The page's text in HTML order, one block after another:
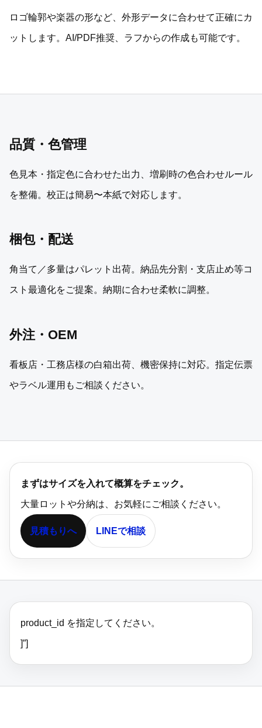
ロゴ輪郭や楽器の形など、外形データに合わせて正確にカ
ットします。AI/PDF推奨、ラフからの作成も可能です。
品質・色管理
色見本・指定色に合わせた出力、増刷時の色合わせルール
を整備。校正は簡易〜本紙で対応します。
梱包・配送
角当て／多量はパレット出荷。納品先分割・支店止め等コ
スト最適化をご提案。納期に合わせ柔軟に調整。
外注・OEM
看板店・工務店様の白箱出荷、機密保持に対応。指定伝票
やラベル運用もご相談ください。
まずはサイズを入れて概算をチェック。
大量ロットや分納は、お気軽にご相談ください。
見積もりへ LINEで相談
product_id を指定してください。
]”]